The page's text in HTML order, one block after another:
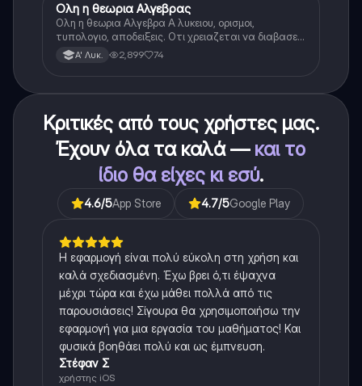
Μαθηματικά
Ολη η θεωρια Αλγεβρας
Ολη η θεωρια Αλγεβρα Α λυκειου, ορισμοι,
τυπολογιο, αποδειξεις. Οτι χρειαζεται να διαβασεις
για το θεωρητικο κομματι της αλγεβρας.
Α' Λυκ. 2,899 74
Κριτικές από τους χρήστες μας.
Έχουν όλα τα καλά — και το
ίδιο θα είχες κι εσύ.
4.6/5App Store 4.7/5Google Play
Η εφαρμογή είναι πολύ εύκολη στη χρήση και
καλά σχεδιασμένη. Έχω βρει ό,τι έψαχνα
μέχρι τώρα και έχω μάθει πολλά από τις
παρουσιάσεις! Σίγουρα θα χρησιμοποιήσω την
εφαρμογή για μια εργασία του μαθήματος! Και
φυσικά βοηθάει πολύ και ως έμπνευση.
Στέφαν Σ
χρήστης iOS